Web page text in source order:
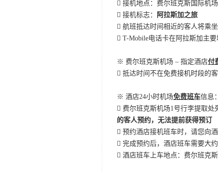
 接机地点：费尔班克斯国际机
 接机标志：
阿拉斯加之旅
 航班抵达时间相近的客人将乘
 T-Mobile电话卡在阿拉斯加主
※ 费尔班克斯机场 – 指定酒店付
 抵达时间不在免费接机时段的
※ 酒店24小时机场免费班车信息
 费尔班克斯机场1号行李提取处
的客人预约，无法提前获得预订
 预约酒店接机班车时，请您向
 完成预约后，酒店班车需要大
 酒店班车上车地点：费尔班克